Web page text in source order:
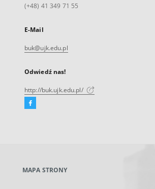
(+48) 41 349 71 55
E-Mail
buk@ujk.edu.pl
Odwiedź nas!
http://buk.ujk.edu.pl/
Facebook
karcie
MAPA STRONY